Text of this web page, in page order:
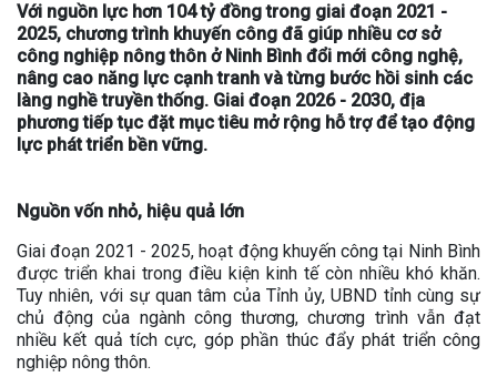
Với nguồn lực hơn 104 tỷ đồng trong giai đoạn 2021 -
2025, chương trình khuyến công đã giúp nhiều cơ sở
công nghiệp nông thôn ở Ninh Bình đổi mới công nghệ,
nâng cao năng lực cạnh tranh và từng bước hồi sinh các
làng nghề truyền thống. Giai đoạn 2026 - 2030, địa
phương tiếp tục đặt mục tiêu mở rộng hỗ trợ để tạo động
lực phát triển bền vững.
Nguồn vốn nhỏ, hiệu quả lớn
Giai đoạn 2021 - 2025, hoạt động khuyến công tại Ninh Bình
được triển khai trong điều kiện kinh tế còn nhiều khó khăn.
Tuy nhiên, với sự quan tâm của Tỉnh ủy, UBND tỉnh cùng sự
chủ động của ngành công thương, chương trình vẫn đạt
nhiều kết quả tích cực, góp phần thúc đẩy phát triển công
nghiệp nông thôn.